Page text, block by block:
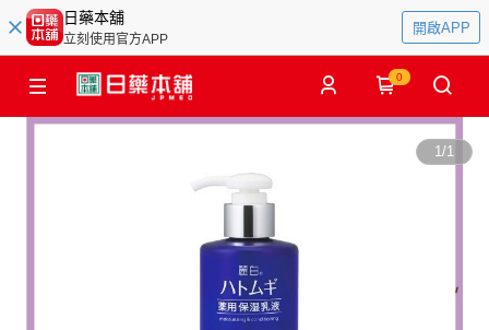
日藥本舖
立刻使用官方APP
開啟APP
0
1/1